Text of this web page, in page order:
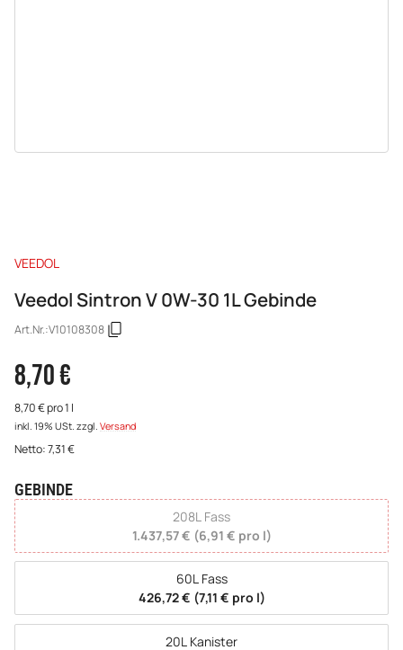
VEEDOL
Veedol Sintron V 0W-30 1L Gebinde
Art.Nr.:V10108308
8,70 €
8,70 € pro 1 l
inkl. 19% USt. zzgl. Versand
Netto:7,31€
GEBINDE
wählen
208L Fass
1.437,57 € (6,91 € pro l)
60L Fass
426,72 € (7,11 € pro l)
20L Kanister